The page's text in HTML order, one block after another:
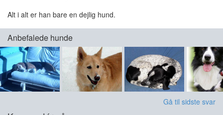
Alt i alt er han bare en dejlig hund.
Anbefalede hunde
Gå til sidste svar